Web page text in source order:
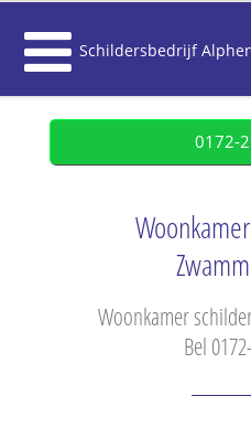
Schildersbedrijf
0172-
Woonkamer
Bel